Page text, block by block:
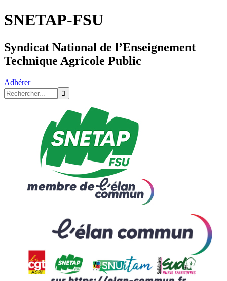
SNETAP-FSU
Syndicat National de l’Enseignement
Technique Agricole Public
Adhérer